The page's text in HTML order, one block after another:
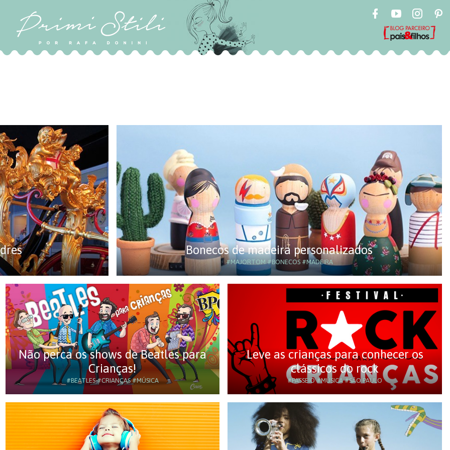
Bonecos de madeira personalizados
#MAJORTOM#BONECOS#MADEIRA
Não perca os shows de Beatles para
Crianças!
#BEATLES#CRIANÇAS#MÚSICA
Leve as crianças para conhecer os
clássicos do rock
#PASSEIO#MÚSICA#SÃO PAULO